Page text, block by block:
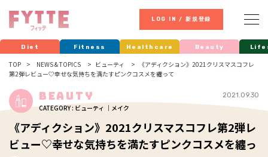
LOG IN / 新規登録
Diet Fitness Healthcare Beauty
TOP NEWS & TOPICS ビューティ
《アディクション》2021クリスマスコフレ
第2弾レビュー♡幸せな気持ちを満たすピンクコスメを纏って
Beauty
CATEGORY : ビューティ ｜メイク
2021.09.30
《アディクション》2021クリスマスコフレ第2弾レ
ビュー♡幸せな気持ちを満たすピンクコスメを纏っ